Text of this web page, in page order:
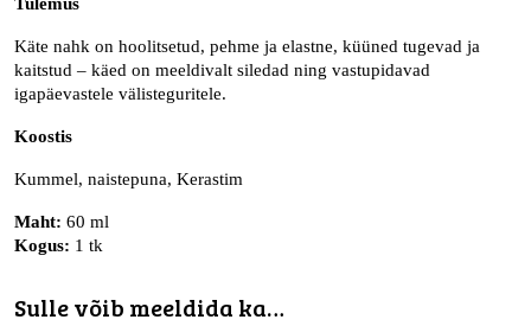
Tulemus
Käte nahk on hoolitsetud, pehme ja elastne, küüned tugevad ja
kaitstud – käed on meeldivalt siledad ning vastupidavad
igapäevastele välisteguritele.
Koostis
Kummel, naistepuna, Kerastim
Maht: 60 ml
Kogus: 1 tk
Sulle võib meeldida ka…